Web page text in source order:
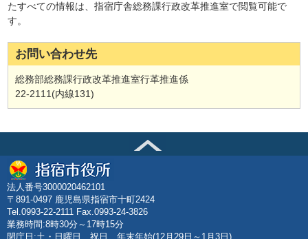
たすべての情報は、指宿庁舎総務課行政改革推進室で閲覧可能で
す。
お問い合わせ先
総務部総務課行政改革推進室行革推進係
22-2111(内線131)
法人番号3000020462101
〒891-0497 鹿児島県指宿市十町2424
Tel.0993-22-2111 Fax.0993-24-3826
業務時間:8時30分～17時15分
閉庁日:土・日曜日、祝日、年末年始(12月29日～1月3日)